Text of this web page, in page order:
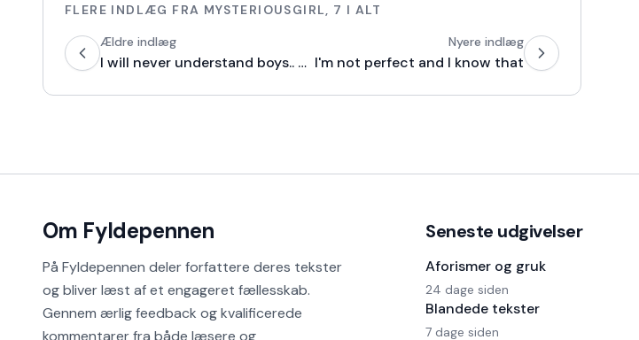
FLERE INDLÆG FRA MYSTERIOUSGIRL, 7 I ALT
Ældre indlæg
I will never understand boys.. Never
Nyere indlæg
I'm not perfect and I know that
Om Fyldepennen
På Fyldepennen deler forfattere deres tekster
og bliver læst af et engageret fællesskab.
Gennem ærlig feedback og kvalificerede
kommentarer fra både læsere og
Seneste udgivelser
Aforismer og gruk
24 dage siden
Blandede tekster
7 dage siden